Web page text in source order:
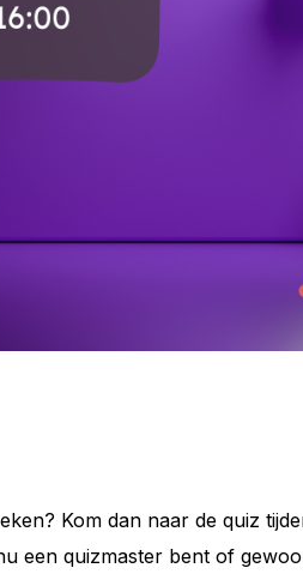
Kom dan naar de quiz
een quizmaster bent of